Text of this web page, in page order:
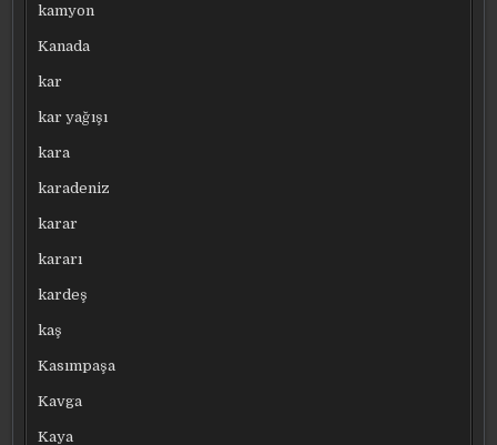
kamyon
Kanada
kar
kar yağışı
kara
karadeniz
karar
kararı
kardeş
kaş
Kasımpaşa
Kavga
Kaya